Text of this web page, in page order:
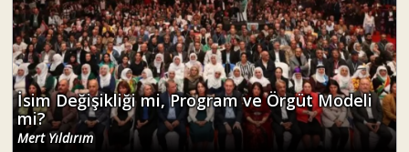
İsim Değişikliği mi, Program ve Örgüt Modeli
mi?
Mert Yıldırım